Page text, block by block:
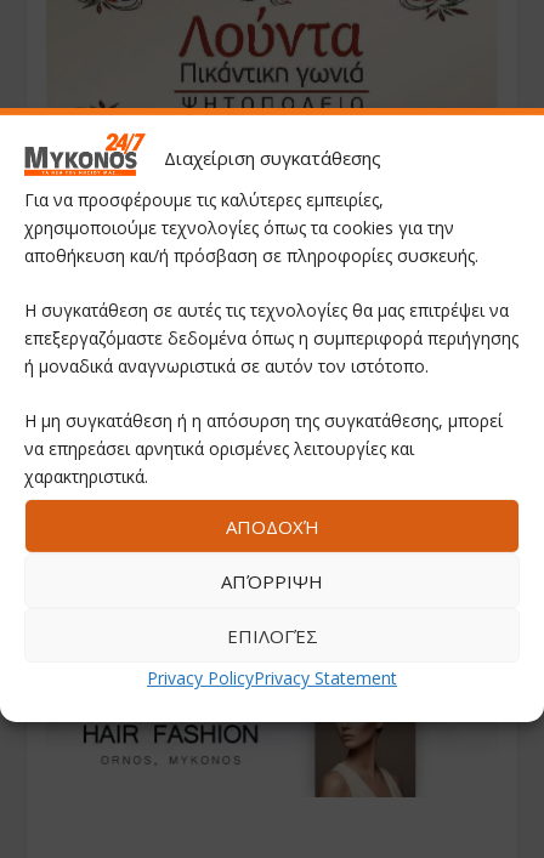
Διαχείριση συγκατάθεσης
Για να προσφέρουμε τις καλύτερες εμπειρίες,
χρησιμοποιούμε τεχνολογίες όπως τα cookies για την
αποθήκευση και/ή πρόσβαση σε πληροφορίες συσκευής.
Η συγκατάθεση σε αυτές τις τεχνολογίες θα μας επιτρέψει να
επεξεργαζόμαστε δεδομένα όπως η συμπεριφορά περιήγησης
ή μοναδικά αναγνωριστικά σε αυτόν τον ιστότοπο.
Η μη συγκατάθεση ή η απόσυρση της συγκατάθεσης, μπορεί
να επηρεάσει αρνητικά ορισμένες λειτουργίες και
χαρακτηριστικά.
ΑΠΟΔΟΧΉ
ΑΠΌΡΡΙΨΗ
ΕΠΙΛΟΓΈΣ
Privacy PolicyPrivacy Statement